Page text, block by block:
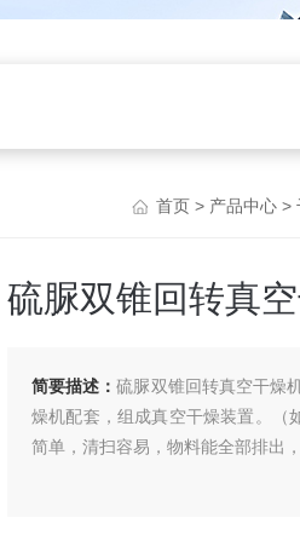
首页 > 产品中心 >
硫脲双锥回转真
简要描述：硫脲双锥回转真空干燥
燥机配套，组成真空干燥装置。（
简单，清扫容易，物料能全部排出